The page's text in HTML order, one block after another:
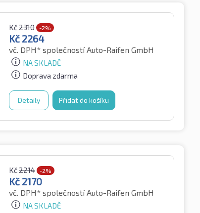
Kč2310 -2%
Kč 2264
vč. DPH* společností Auto-Raifen GmbH
NA SKLADĚ
Doprava zdarma
Detaily Přidat do košíku
Kč2214 -2%
Kč 2170
vč. DPH* společností Auto-Raifen GmbH
NA SKLADĚ